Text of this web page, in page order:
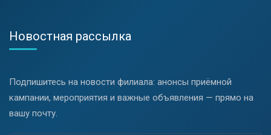
Новостная рассылка
Подпишитесь на новости филиала: анонсы приёмной
кампании, мероприятия и важные объявления — прямо на
вашу почту.